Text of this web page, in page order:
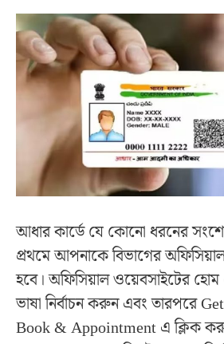
আধার কার্ডে যে কোনো ধরনের
প্রথমে আপনাকে বিভাগের
হবে। অফিসিয়াল ওয়েবসাইটের
ভাষা নির্বাচন করুন এবং তারপরে
Book & Appointment এ ক্লিক